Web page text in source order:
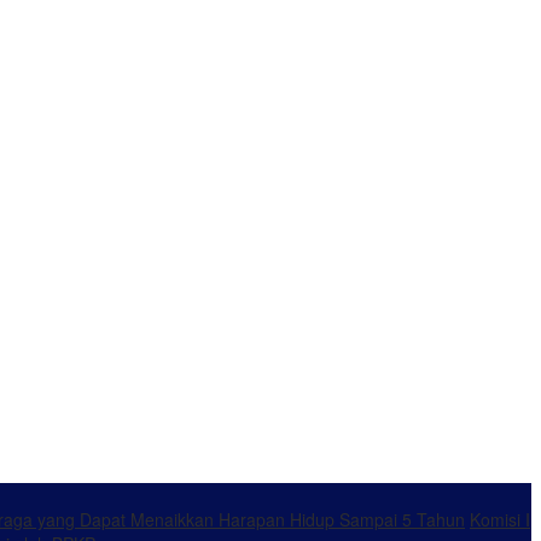
yang Dapat Menaikkan Harapan Hidup Sampai 5 Tahun Komisi I